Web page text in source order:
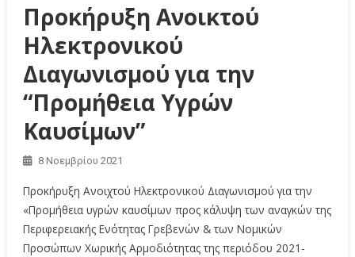
Προκήρυξη Ανοικτού
Ηλεκτρονικού
Διαγωνισμού για την
“Προμήθεια Υγρών
Καυσίμων”
8 Νοεμβρίου 2021
Προκήρυξη Ανοιχτού Ηλεκτρονικού Διαγωνισμού για την
«Προμήθεια υγρών καυσίμων προς κάλυψη των αναγκών της
Περιφερειακής Ενότητας Γρεβενών & των Νομικών
Προσώπων Χωρικής Αρμοδιότητας της περιόδου 2021-